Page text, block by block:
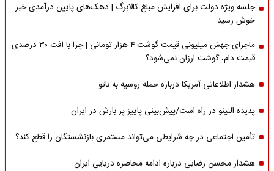
جلسه ویژه دولت برای افزایش مبلغ کالابرگ | دهک‌های پایین درآمدی خبر
خوش رسید
ماجرای جهش میلیونی قیمت گوشت ۴ هزار تومانی | چرا با افت ۳۰ درصدی
قیمت دام، گوشت ارزان نمی‌شود؟
هشدار اطلاعاتی آمریکا درباره حمله روسیه به ناتو
پدیده النینو در راه است/پیش‌بینی پاییز پر بارش در ایران
تأمین اجتماعی در چه شرایطی می‌تواند مستمری بازنشستگان را قطع کند؟
هشدار محسن رضایی درباره ادامه محاصره دریایی ایران